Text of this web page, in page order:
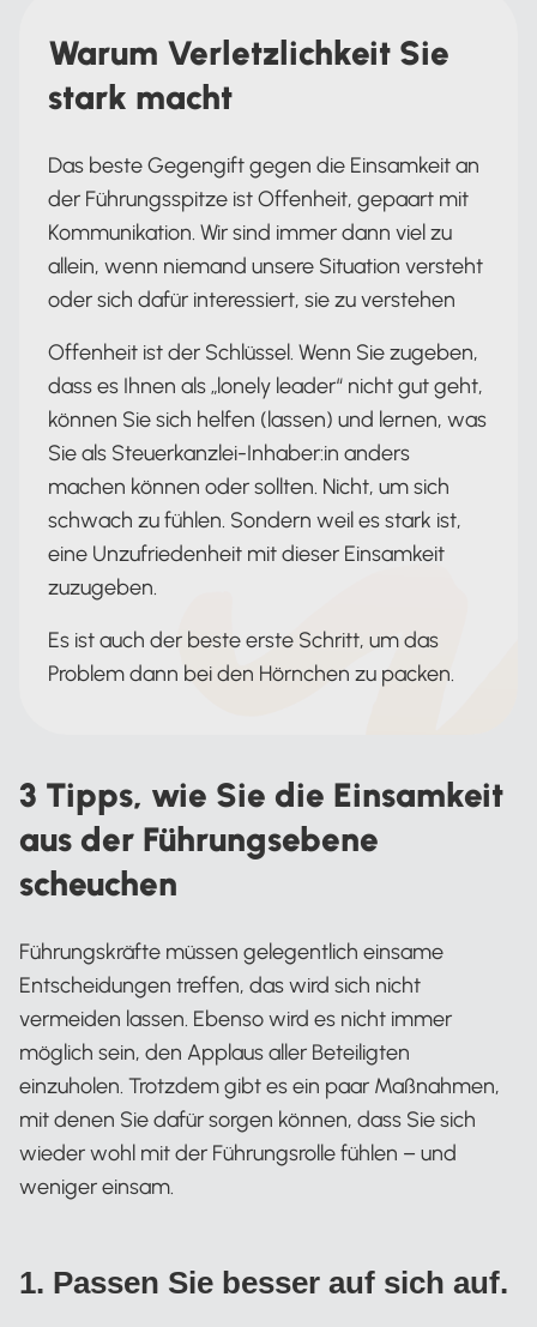
Warum Verletzlichkeit Sie
stark macht
Das beste Gegengift gegen die Einsamkeit an
der Führungsspitze ist Offenheit, gepaart mit
Kommunikation. Wir sind immer dann viel zu
allein, wenn niemand unsere Situation versteht
oder sich dafür interessiert, sie zu verstehen
Offenheit ist der Schlüssel. Wenn Sie zugeben,
dass es Ihnen als „lonely leader“ nicht gut geht,
können Sie sich helfen (lassen) und lernen, was
Sie als Steuerkanzlei-Inhaber:in anders
machen können oder sollten. Nicht, um sich
schwach zu fühlen. Sondern weil es stark ist,
eine Unzufriedenheit mit dieser Einsamkeit
zuzugeben.
Es ist auch der beste erste Schritt, um das
Problem dann bei den Hörnchen zu packen.
3 Tipps, wie Sie die Einsamkeit
aus der Führungsebene
scheuchen
Führungskräfte müssen gelegentlich einsame
Entscheidungen treffen, das wird sich nicht
vermeiden lassen. Ebenso wird es nicht immer
möglich sein, den Applaus aller Beteiligten
einzuholen. Trotzdem gibt es ein paar Maßnahmen,
mit denen Sie dafür sorgen können, dass Sie sich
wieder wohl mit der Führungsrolle fühlen – und
weniger einsam.
1. Passen Sie besser auf sich auf.